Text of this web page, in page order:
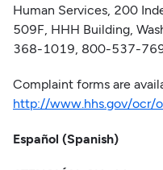
Human Services, 200
509F, HHH Building,
368-1019, 800-537-
Complaint forms are
http://www.hhs.gov/ocr/
Español (Spanish)